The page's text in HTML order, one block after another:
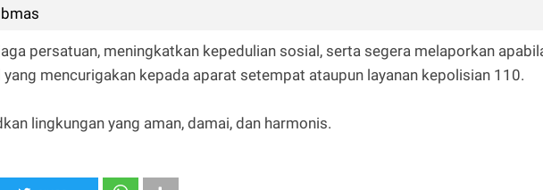
persatuan, meningkatkan kepedulian sosial, serta segera melaporkan
yang mencurigakan kepada aparat setempat ataupun layanan kepolisian 110.
lingkungan yang aman, damai, dan harmonis.